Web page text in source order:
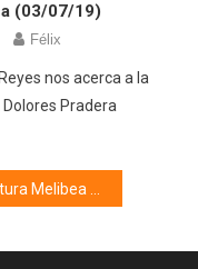
(03/07/19)
Félix
nos acerca a la
Pradera
(14/01/20)